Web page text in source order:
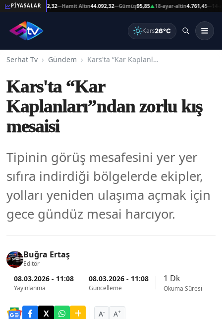
PİYASALAR
Altın44.092,32 —Hamit Altın44.092,32—Gümüş95,85▲18-ayar-altin4.761,45—14-
Kars26°C
Serhat Tv Gündem Kars'ta “Kar Kaplanları”ndan zorlu kış mesaisi
Kars'ta “Kar
Kaplanları”ndan zorlu kış
mesaisi
Tipinin görüş mesafesini yer yer
sıfıra indirdiği bölgelerde ekipler,
yolları yeniden ulaşıma açmak için
gece gündüz mesai harcıyor.
Buğra Ertaş
Editör
08.03.2026 - 11:08
Yayınlanma
08.03.2026 - 11:08
Güncelleme
1 Dk
Okuma Süresi
A- A+